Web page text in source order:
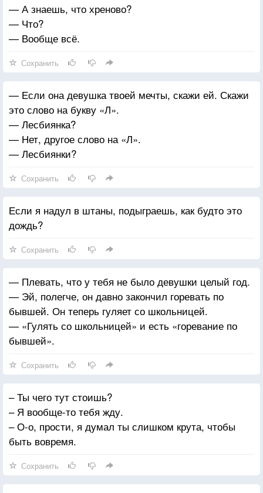
— А знаешь, что хреново?
— Что?
— Вообще всё.
Сохранить
— Если она девушка твоей мечты, скажи ей. Скажи
это слово на букву «Л».
— Лесбиянка?
— Нет, другое слово на «Л».
— Лесбиянки?
Сохранить
Если я надул в штаны, подыграешь, как будто это
дождь?
Сохранить
— Плевать, что у тебя не было девушки целый год.
— Эй, полегче, он давно закончил горевать по
бывшей. Он теперь гуляет со школьницей.
— «Гулять со школьницей» и есть «горевание по
бывшей».
Сохранить
– Ты чего тут стоишь?
– Я вообще-то тебя жду.
– О-о, прости, я думал ты слишком крута, чтобы
быть вовремя.
Сохранить